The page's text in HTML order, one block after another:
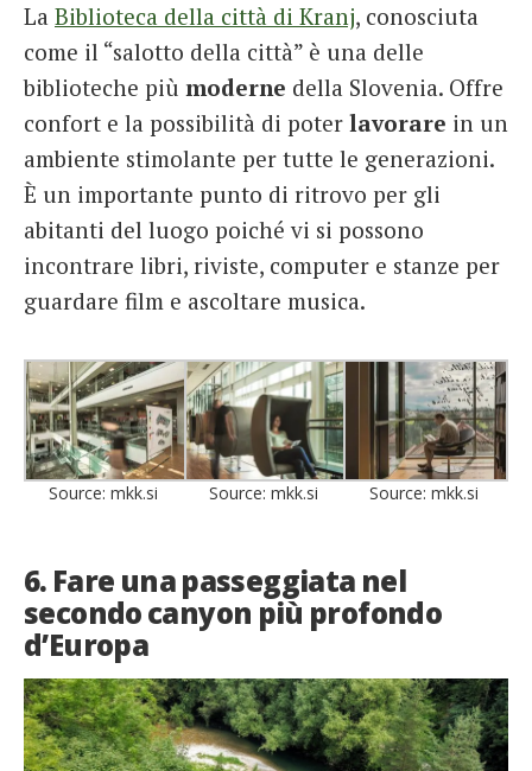
La Biblioteca della città di Kranj, conosciuta
come il “salotto della città” è una delle
biblioteche più moderne della Slovenia. Offre
confort e la possibilità di poter lavorare in un
ambiente stimolante per tutte le generazioni.
È un importante punto di ritrovo per gli
abitanti del luogo poiché vi si possono
incontrare libri, riviste, computer e stanze per
guardare film e ascoltare musica.
Source: mkk.si Source: mkk.si Source: mkk.si
6. Fare una passeggiata nel
secondo canyon più profondo
d’Europa